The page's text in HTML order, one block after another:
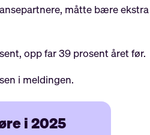
måtte bære
opp far 39 prosent året før.
i meldingen.
i 2025